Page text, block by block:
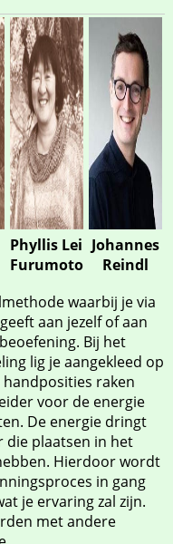
Phyllis Lei
Furumoto
Johannes
Reindl
waarbij je via
aan jezelf of aan
Bij het
lig je aangekleed op
handposities raken
voor de energie
De energie dringt
die plaatsen in het
Hierdoor wordt
in gang
je ervaring zal zijn.
met andere